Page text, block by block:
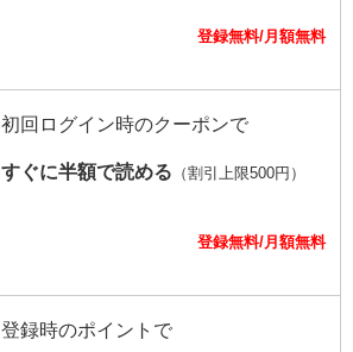
登録無料/月額無料
初回ログイン時のクーポンで
すぐに半額で読める （割引上限500円）
登録無料/月額無料
登録時のポイントで